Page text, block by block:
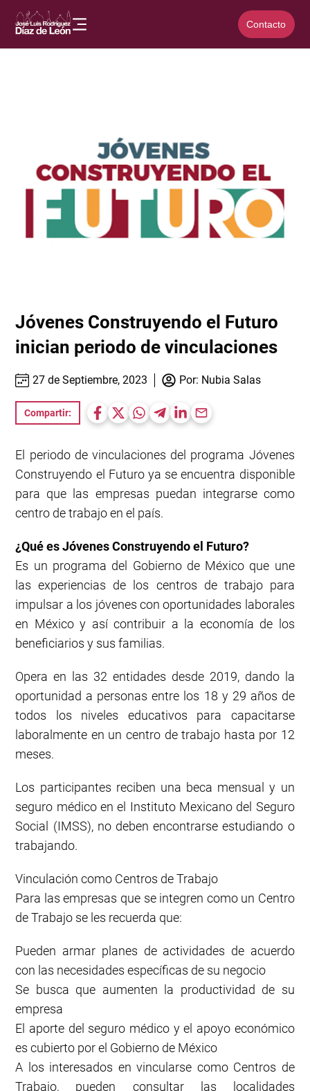
Contacto
Jóvenes Construyendo el Futuro
inician periodo de vinculaciones
27 de Septiembre, 2023 Por: Nubia Salas
Compartir:
El periodo de vinculaciones del programa Jóvenes
Construyendo el Futuro ya se encuentra disponible
para que las empresas puedan integrarse como
centro de trabajo en el país.
¿Qué es Jóvenes Construyendo el Futuro?
Es un programa del Gobierno de México que une
las experiencias de los centros de trabajo para
impulsar a los jóvenes con oportunidades laborales
en México y así contribuir a la economía de los
beneficiarios y sus familias.
Opera en las 32 entidades desde 2019, dando la
oportunidad a personas entre los 18 y 29 años de
todos los niveles educativos para capacitarse
laboralmente en un centro de trabajo hasta por 12
meses.
Los participantes reciben una beca mensual y un
seguro médico en el Instituto Mexicano del Seguro
Social (IMSS), no deben encontrarse estudiando o
trabajando.
Vinculación como Centros de Trabajo
Para las empresas que se integren como un Centro
de Trabajo se les recuerda que:
Pueden armar planes de actividades de acuerdo
con las necesidades específicas de su negocio
Se busca que aumenten la productividad de su
empresa
El aporte del seguro médico y el apoyo económico
es cubierto por el Gobierno de México
A los interesados en vincularse como Centros de
Trabajo, pueden consultar las localidades